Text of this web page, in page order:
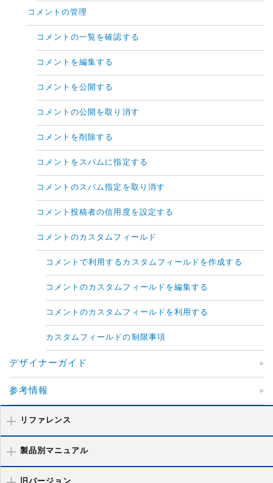
コメントの管理
コメントの一覧を確認する
コメントを編集する
コメントを公開する
コメントの公開を取り消す
コメントを削除する
コメントをスパムに指定する
コメントのスパム指定を取り消す
コメント投稿者の信用度を設定する
コメントのカスタムフィールド
コメントで利用するカスタムフィールドを作成する
コメントのカスタムフィールドを編集する
コメントのカスタムフィールドを利用する
カスタムフィールドの制限事項
デザイナーガイド
参考情報
リファレンス
製品別マニュアル
旧バージョン